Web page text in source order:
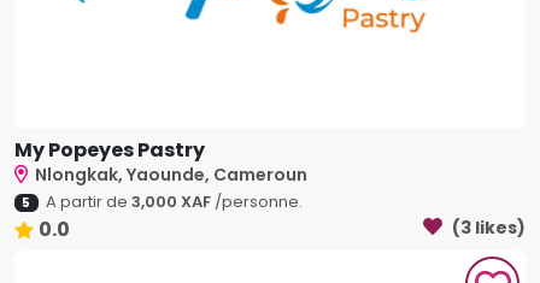
My Popeyes Pastry
Nlongkak, Yaounde, Cameroun
5 A partir de 3,000 XAF/personne.
0.0 (3 likes)